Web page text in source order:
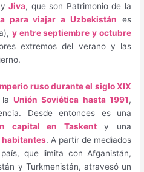
yJiva, que son Patrimonio de la
para viajar a Uzbekistán es
y entre septiembre y octubre
extremos del verano y las
ruso durante el siglo XIX
laUnión Soviética hasta 1991,
Desde entonces es una
capital en Taskenty una
habitantes. A partir de mediados
que limita con Afganistán,
y Turkmenistán, atravesó un